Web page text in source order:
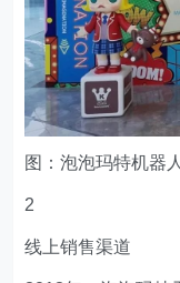
图：泡泡玛特机器
2
线上销售渠道